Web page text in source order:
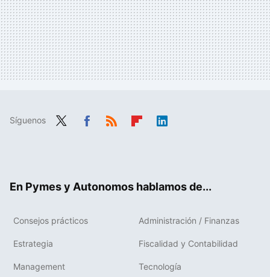
Síguenos
En Pymes y Autonomos hablamos de...
Consejos prácticos Administración / Finanzas
Estrategia Fiscalidad y Contabilidad
Management Tecnología